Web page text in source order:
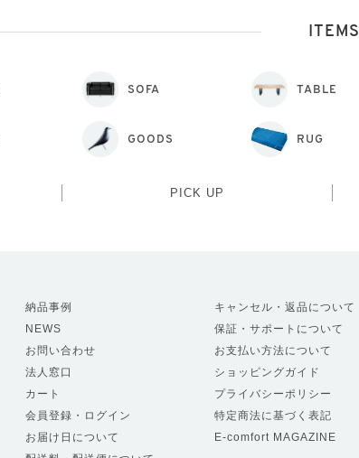
ITEMS
SOFA TABLE
GOODS RUG
PICK UP
納品事例
NEWS
お問い合わせ
法人窓口
カート
会員登録・ログイン
お届け日について
キャンセル・返品について
保証・サポートについて
お支払い方法について
ショッピングガイド
プライバシーポリシー
特定商法に基づく表記
E-comfort MAGAZINE